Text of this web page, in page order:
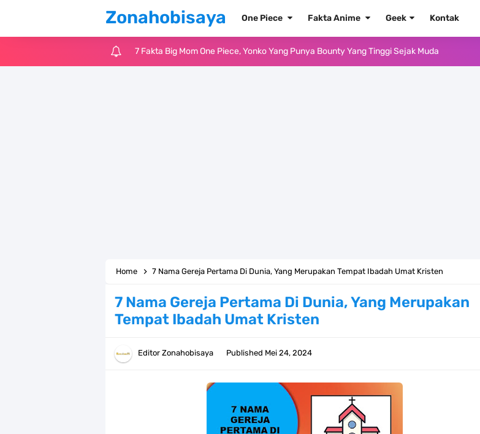
Zonahobisaya One Piece Fakta Anime Geek Kontak
7 Fakta Big Mom One Piece, Yonko Yang Punya Bounty Yang Tinggi Sejak Muda
Cara Daftar Danamon Mobile Banking, Mudah Banget Dan Lengkap Caranya Disini
7 Klub Pertama Yang Menjuarai Liga Champions, Apa Klub Jagoan Kamu Termasuk
Home 7 Nama Gereja Pertama Di Dunia, Yang Merupakan Tempat Ibadah Umat Kristen
7 Nama Gereja Pertama Di Dunia, Yang Merupakan
Tempat Ibadah Umat Kristen
Editor Zonahobisaya Published Mei 24, 2024